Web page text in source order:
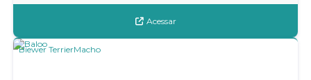
Acessar
Biewer TerrierMacho